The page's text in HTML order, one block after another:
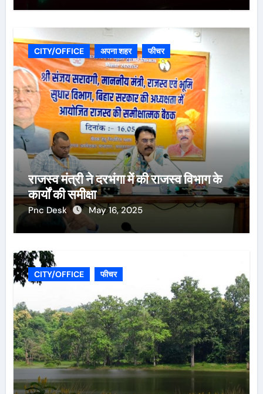
CITY/OFFICE अपना शहर फीचर
राजस्व मंत्री ने दरभंगा में की राजस्व विभाग के
कार्यों की समीक्षा
Pnc Desk May 16, 2025
CITY/OFFICE फीचर